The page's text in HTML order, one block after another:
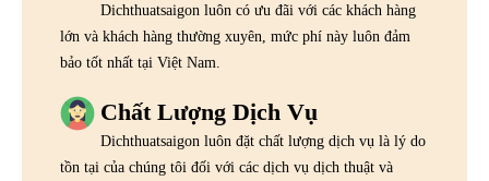
Dichthuatsaigon luôn có ưu đãi với các khách hàng
lớn và khách hàng thường xuyên, mức phí này luôn đảm
bảo tốt nhất tại Việt Nam.
Chất Lượng Dịch Vụ
Dichthuatsaigon luôn đặt chất lượng dịch vụ là lý do
tồn tại của chúng tôi đối với các dịch vụ dịch thuật và